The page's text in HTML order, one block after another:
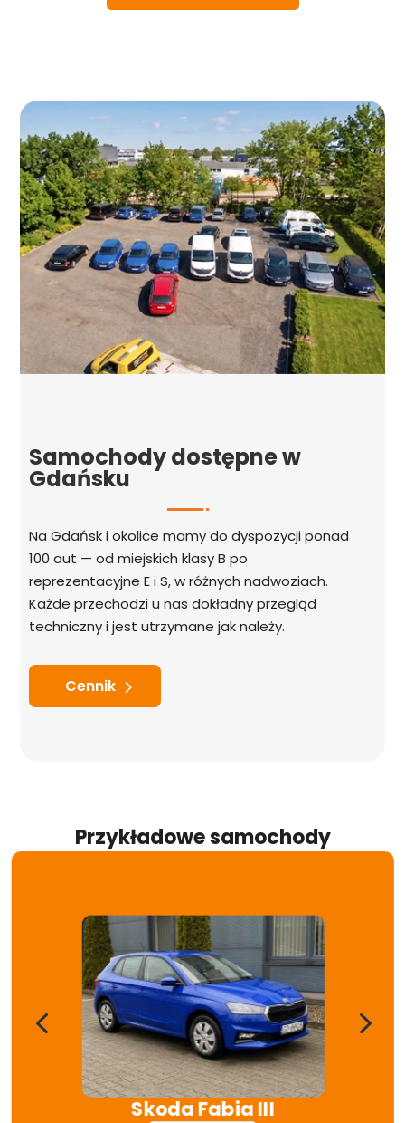
Samochody dostępne w
Gdańsku
Na Gdańsk i okolice mamy do dyspozycji ponad
100 aut — od miejskich klasy B po
reprezentacyjne E i S, w różnych nadwoziach.
Każde przechodzi u nas dokładny przegląd
techniczny i jest utrzymane jak należy.
Cennik
Przykładowe samochody
Skoda Fabia III
4 5